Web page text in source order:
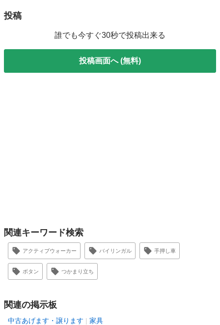
投稿
誰でも今すぐ30秒で投稿出来る
投稿画面へ (無料)
関連キーワード検索
アクティブウォーカー バイリンガル 手押し車
ボタン つかまり立ち
関連の掲示板
中古あげます・譲ります 家具